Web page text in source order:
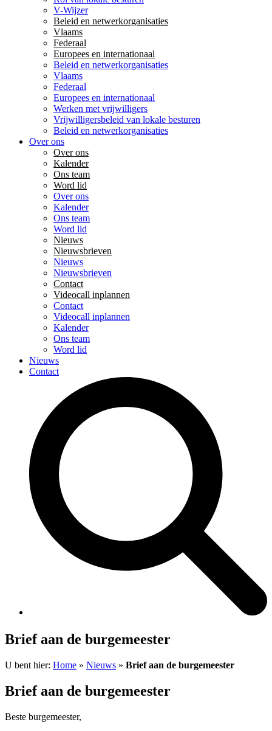
V-Wijzer
Beleid en netwerkorganisaties
Vlaams
Federaal
Europees en internationaal
Beleid en netwerkorganisaties
Vlaams
Federaal
Europees en internationaal
Werken met vrijwilligers
Vrijwilligersbeleid van lokale besturen
Beleid en netwerkorganisaties
Over ons
Over ons
Kalender
Ons team
Word lid
Over ons
Kalender
Ons team
Word lid
Nieuws
Nieuwsbrieven
Nieuws
Nieuwsbrieven
Contact
Videocall inplannen
Contact
Videocall inplannen
Kalender
Ons team
Word lid
Nieuws
Contact
Brief aan de burgemeester
U bent hier: Home » Nieuws » Brief aan de burgemeester
Brief aan de burgemeester
Beste burgemeester,